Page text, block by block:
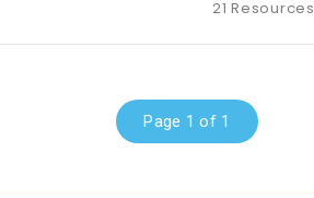
21 Resources
Page 1 of 1